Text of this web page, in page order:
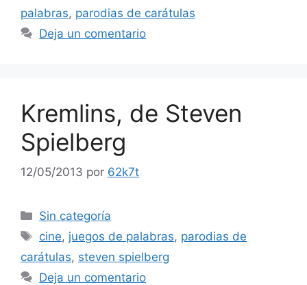
palabras, parodias de carátulas
Deja un comentario
Kremlins, de Steven
Spielberg
12/05/2013 por 62k7t
Categorías
Sin categoría
Etiquetas
cine, juegos de palabras, parodias de
carátulas, steven spielberg
Deja un comentario